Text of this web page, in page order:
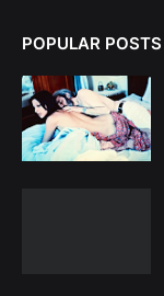
POPULAR POSTS